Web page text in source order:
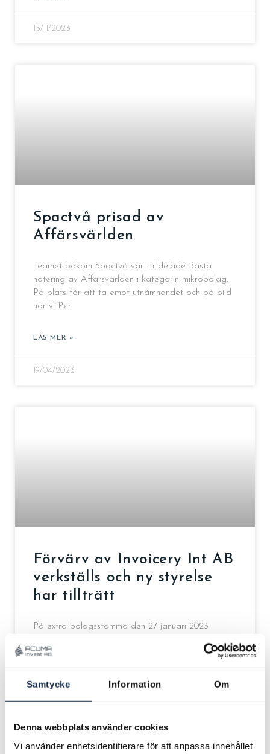
Samtycke Information Om
Denna webbplats använder cookies
Vi använder enhetsidentifierare för att anpassa innehållet
15/11/2023
Spactvå prisad av
Affärsvärlden
Teamet bakom Spactvå vart tilldelade Bästa
notering av Affärsvärlden i kategorin mikrobolag.
På plats för att ta emot utnämnandet och på bild
har vi Per
LÄS MER »
19/04/2023
Förvärv av Invoicery Int AB
verkställs och ny styrelse
har tillträtt
På extra bolagsstämma den 27 januari 2023
AB (nuvarande Invoicery Group AB). Beslutet om
ny styrelse
03/04/2023